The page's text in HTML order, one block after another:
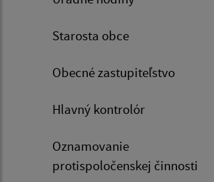
Starosta obce
Obecné zastupiteľstvo
Hlavný kontrolór
Oznamovanie
protispoločenskej činnosti